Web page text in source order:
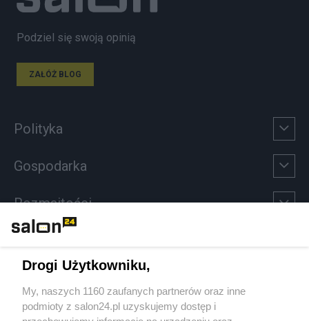
Podziel się swoją opinią
ZAŁÓŻ BLOG
Polityka
Gospodarka
Rozmaitości
Sport
Społeczeństwo
Drogi Użytkowniku,
My, naszych 1160 zaufanych partnerów oraz inne
podmioty z salon24.pl uzyskujemy dostęp i